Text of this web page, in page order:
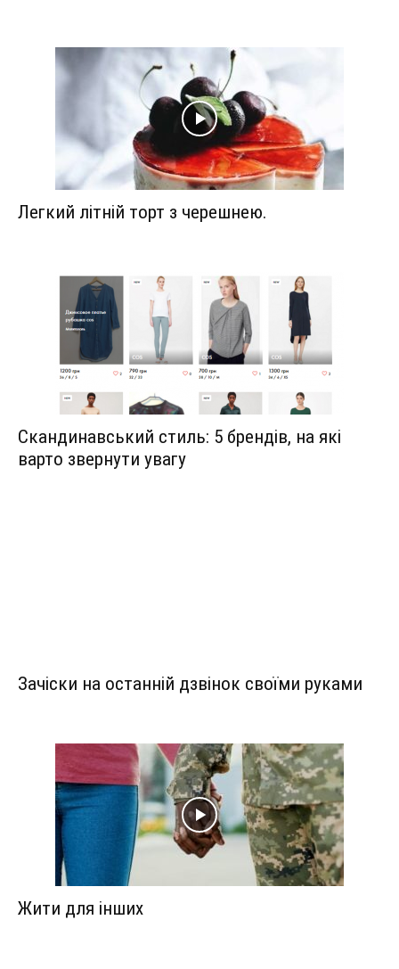
Легкий літній торт з черешнею.
Скандинавський стиль: 5 брендів, на які
варто звернути увагу
Зачіски на останній дзвінок своїми руками
Жити для інших